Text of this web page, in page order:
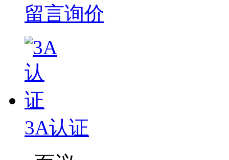
留言询价
3A认证